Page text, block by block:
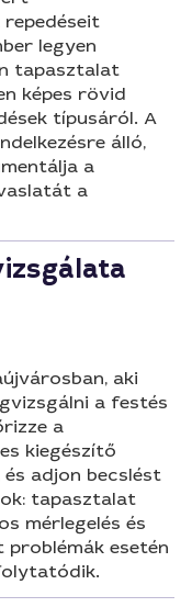
legyen
tapasztalat
képes rövid
típusáról. A
álló,
a
a
aki
a festés
a
kiegészítő
adjon becslést
tapasztalat
mérlegelés és
esetén